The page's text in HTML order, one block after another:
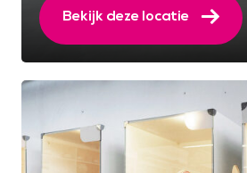
Bekijk deze locatie